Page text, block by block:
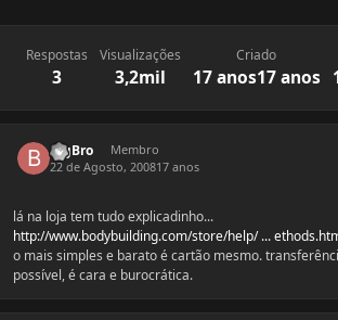
Respostas
3
Visualizações
3,2mil
Criado
17 anos17 anos
BigBro
Membro
22 de Agosto, 200817 anos
lá na loja tem tudo explicadinho...
http://www.bodybuilding.com/store/help/ ...
o mais simples e barato é cartão mesmo.
possível, é cara e burocrática.